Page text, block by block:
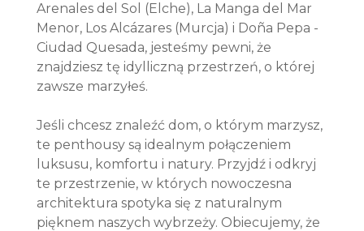
Arenales del Sol (Elche), La Manga del Mar
Menor, Los Alcázares (Murcja) i Doña Pepa -
Ciudad Quesada, jesteśmy pewni, że
znajdziesz tę idylliczną przestrzeń, o której
zawsze marzyłeś.
Jeśli chcesz znaleźć dom, o którym marzysz,
te penthousy są idealnym połączeniem
luksusu, komfortu i natury. Przyjdź i odkryj
te przestrzenie, w których nowoczesna
architektura spotyka się z naturalnym
pięknem naszych wybrzeży. Obiecujemy, że